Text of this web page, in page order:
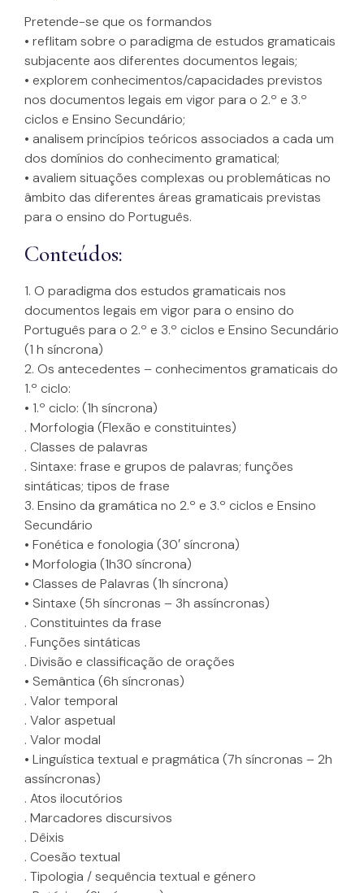
Pretende-se que os formandos
• reflitam sobre o paradigma de estudos gramaticais
subjacente aos diferentes documentos legais;
• explorem conhecimentos/capacidades previstos
nos documentos legais em vigor para o 2.º e 3.º
ciclos e Ensino Secundário;
• analisem princípios teóricos associados a cada um
dos domínios do conhecimento gramatical;
• avaliem situações complexas ou problemáticas no
âmbito das diferentes áreas gramaticais previstas
para o ensino do Português.
Conteúdos:
1. O paradigma dos estudos gramaticais nos
documentos legais em vigor para o ensino do
Português para o 2.º e 3.º ciclos e Ensino Secundário
(1 h síncrona)
2. Os antecedentes – conhecimentos gramaticais do
1.º ciclo:
• 1.º ciclo: (1h síncrona)
. Morfologia (Flexão e constituintes)
. Classes de palavras
. Sintaxe: frase e grupos de palavras; funções
sintáticas; tipos de frase
3. Ensino da gramática no 2.º e 3.º ciclos e Ensino
Secundário
• Fonética e fonologia (30′ síncrona)
• Morfologia (1h30 síncrona)
• Classes de Palavras (1h síncrona)
• Sintaxe (5h síncronas – 3h assíncronas)
. Constituintes da frase
. Funções sintáticas
. Divisão e classificação de orações
• Semântica (6h síncronas)
. Valor temporal
. Valor aspetual
. Valor modal
• Linguística textual e pragmática (7h síncronas – 2h
assíncronas)
. Atos ilocutórios
. Marcadores discursivos
. Dêixis
. Coesão textual
. Tipologia / sequência textual e género